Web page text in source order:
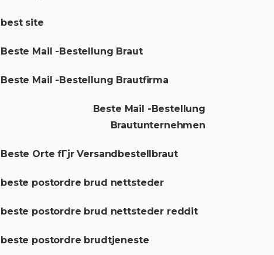
best site
Beste Mail -Bestellung Braut
Beste Mail -Bestellung Brautfirma
Beste Mail -Bestellung
Brautunternehmen
Beste Orte fГјr Versandbestellbraut
beste postordre brud nettsteder
beste postordre brud nettsteder reddit
beste postordre brudtjeneste